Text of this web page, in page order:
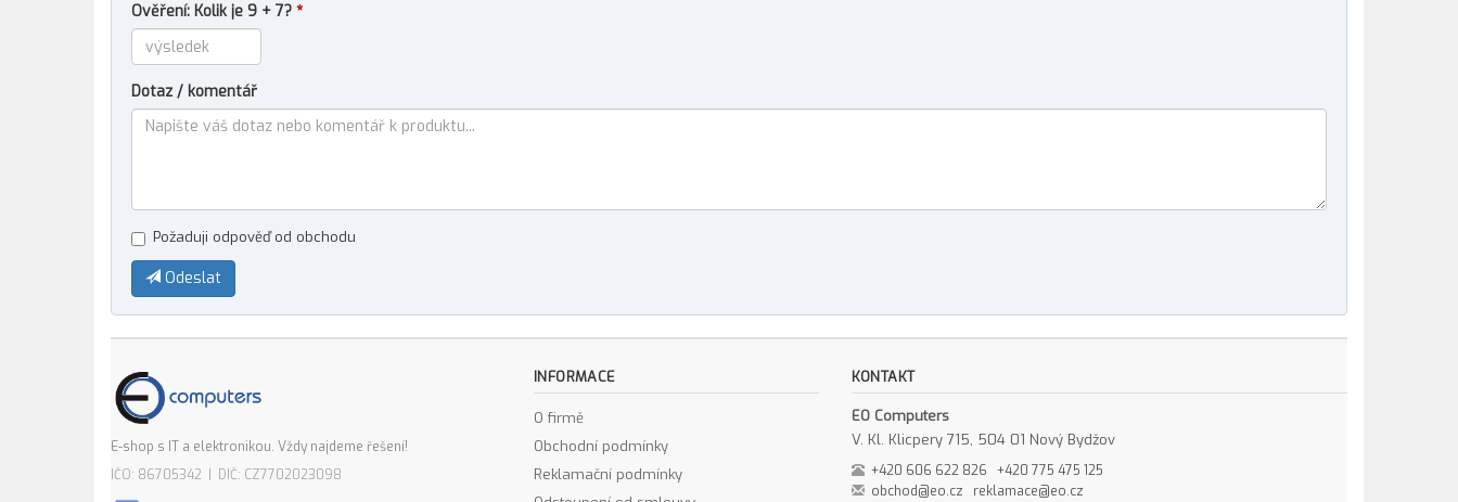
Ověření: Kolik je 9 + 7? *
Dotaz / komentář
Požaduji odpověď od obchodu
Odeslat
E-shop s IT a elektronikou. Vždy najdeme řešení!
IČO: 86705342 | DIČ: CZ7702023098
INFORMACE
O firmě
Obchodní podmínky
Reklamační podmínky
KONTAKT
EO Computers
V. Kl. Klicpery 715, 504 01 Nový Bydžov
+420 606 622 826
+420 775 475 125
obchod@eo.cz
reklamace@eo.cz